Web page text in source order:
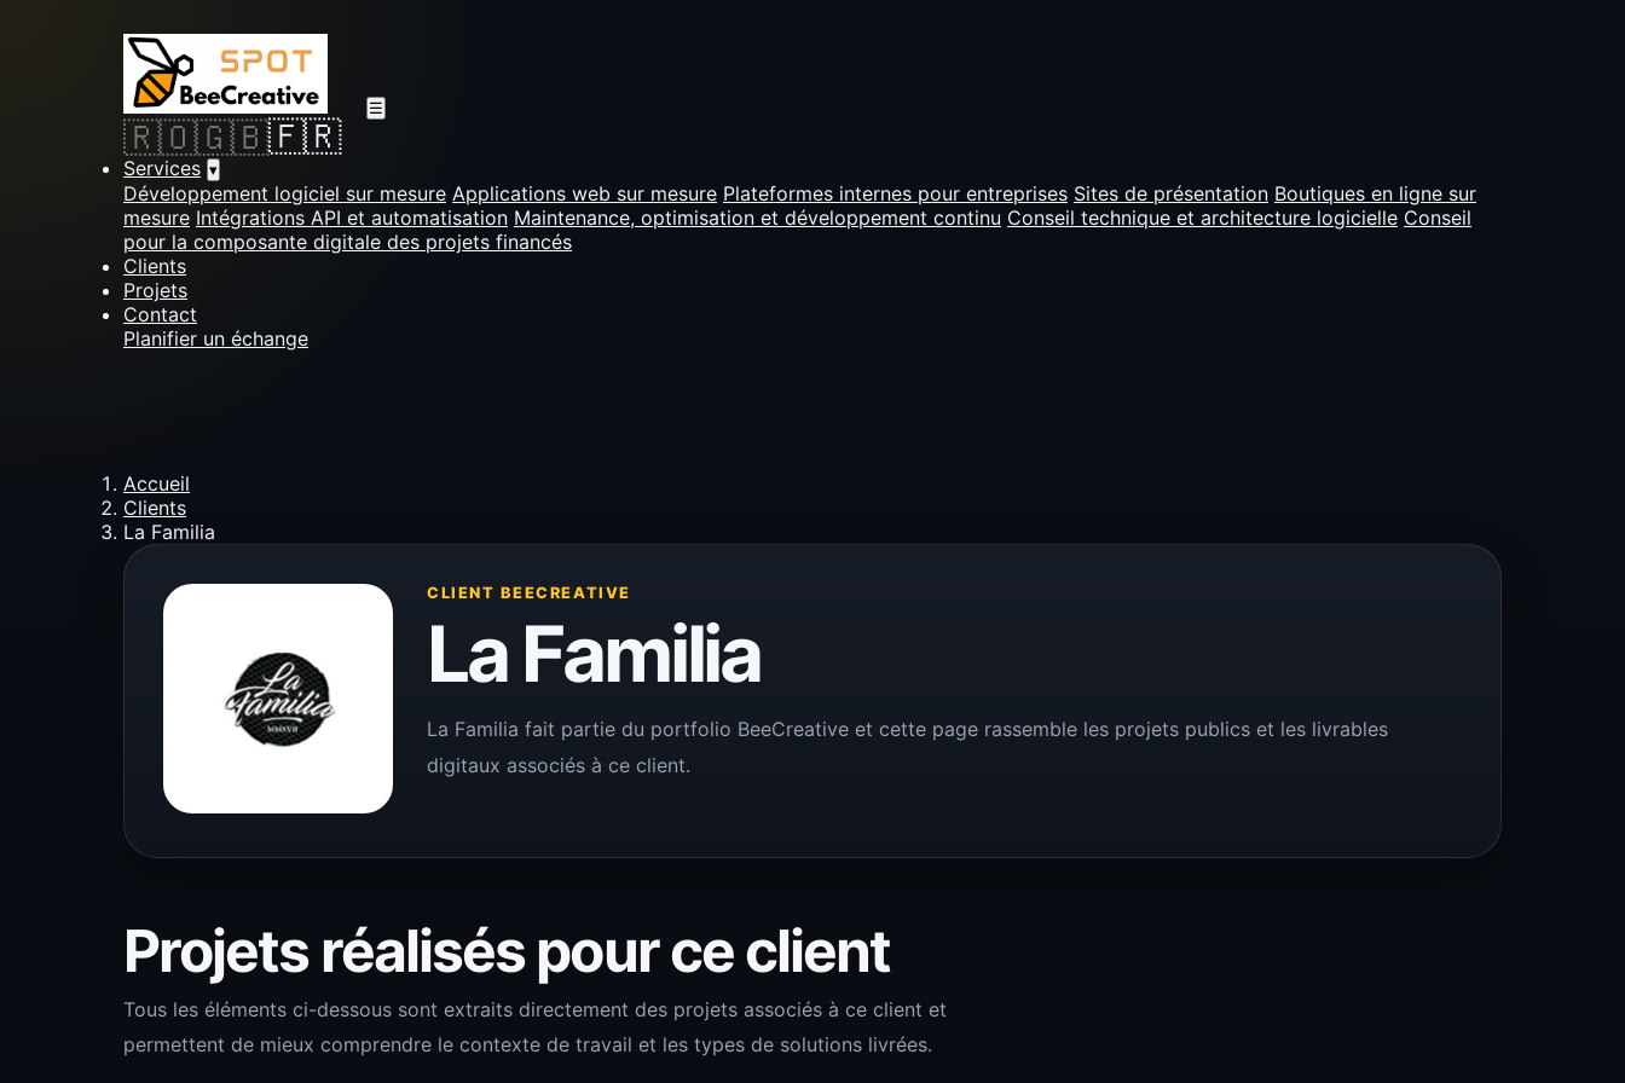
☰
🇷🇴🇬🇧🇫🇷
Services ▾
Développement logiciel sur mesure Applications web sur mesure Plateformes internes pour entreprises Sites de présentation Boutiques en ligne sur
mesure Intégrations API et automatisation Maintenance, optimisation et développement continu Conseil technique et architecture logicielle Conseil
pour la composante digitale des projets financés
Clients
Projets
Contact
Planifier un échange
Accueil
Clients
La Familia
CLIENT BEECREATIVE
La Familia
La Familia fait partie du portfolio BeeCreative et cette page rassemble les projets publics et les livrables
digitaux associés à ce client.
Projets réalisés pour ce client
Tous les éléments ci-dessous sont extraits directement des projets associés à ce client et
permettent de mieux comprendre le contexte de travail et les types de solutions livrées.